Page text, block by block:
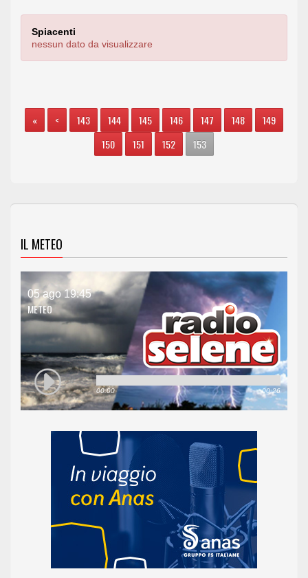
Spiacenti
nessun dato da visualizzare
« < 143 144 145 146 147 148
149
150
151 152 153
IL METEO
05 ago 19:45
METEO
00:00 00:26